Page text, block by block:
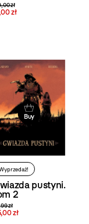
zł
zł
Buy
pustyni.
2
zł
zł